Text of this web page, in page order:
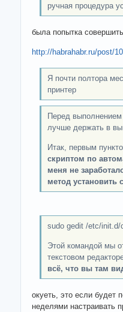
ручная процедура
была попытка
http://habrahabr.ru/post/
Я почти полтора
принтер
Перед выполнением
лучше держать в
Итак, первым
скриптом по
меня не
метод установить
sudo gedit /etc/init.d/
Этой командой мы
текстовом
всё, что вы там
окуеть, это если будет
неделями настраивать